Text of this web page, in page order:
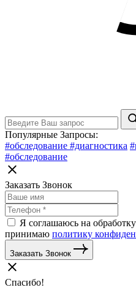
Популярные Запросы:
#обследование #диагностика
#обследование
Заказать Звонок
Я соглашаюсь на
принимаю политику
Заказать Звонок
Спасибо!